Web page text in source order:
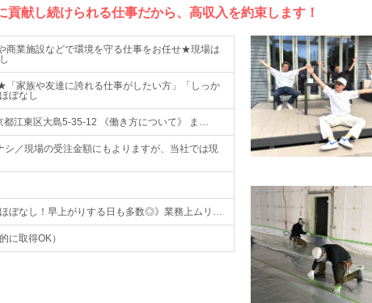
献し続けられる仕事だから、高収入を約束します！
商業施設などで環境を守る仕事をお任せ★現場は
家族や友達に誇れる仕事がしたい方」「しっか
ぼなし
江東区大島5-35-12 《働き方について》 ま…
シ／現場の受注金額にもよりますが、当社では現
ぼなし！早上がりする日も多数◎》業務上ムリ…
に取得OK）